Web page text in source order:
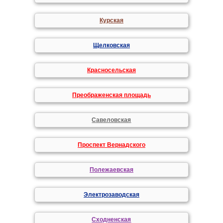
Курская
Щелковская
Красносельская
Преображенская площадь
Савеловская
Проспект Вернадского
Полежаевская
Электрозаводская
Сходненская